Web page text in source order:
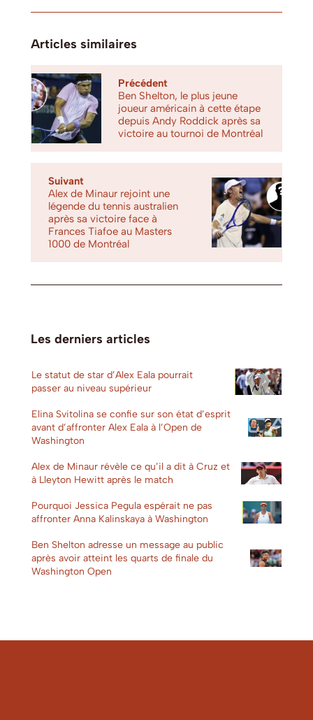
Articles similaires
Précédent
Ben Shelton, le plus jeune
joueur américain à cette étape
depuis Andy Roddick après sa
victoire au tournoi de Montréal
Suivant
Alex de Minaur rejoint une
légende du tennis australien
après sa victoire face à
Frances Tiafoe au Masters
1000 de Montréal
Les derniers articles
Le statut de star d’Alex Eala pourrait
passer au niveau supérieur
Elina Svitolina se confie sur son état d’esprit
avant d’affronter Alex Eala à l’Open de
Washington
Alex de Minaur révèle ce qu’il a dit à Cruz et
à Lleyton Hewitt après le match
Pourquoi Jessica Pegula espérait ne pas
affronter Anna Kalinskaya à Washington
Ben Shelton adresse un message au public
après avoir atteint les quarts de finale du
Washington Open